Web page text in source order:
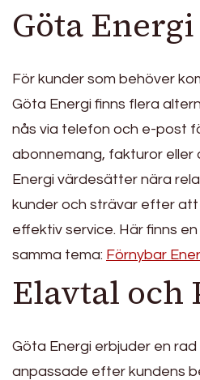
Göta Energi
För kunder som behöver
Göta Energi finns flera
nås via telefon och e-post
abonnemang, fakturor eller
Energi värdesätter nära
kunder och strävar efter
effektiv service. Här finns
samma tema: Förnybar
Elavtal och
Göta Energi erbjuder en rad
anpassade efter kundens